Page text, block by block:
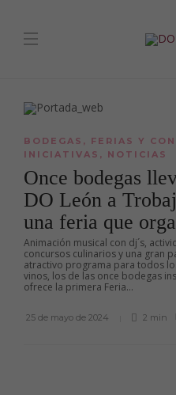
BODEGAS , FERIAS Y
INICIATIVAS , NOTICIAS
Once bodegas
DO León a
una feria que
Animación musical con dj´s,
concursos culinarios y una gran
atractivo programa para todos
vinos, los de las once bodegas
ofrece la primera Feria...
25 de mayo de 2024 2 min